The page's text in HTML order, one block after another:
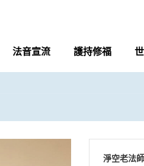
法音宣流 護持修福
淨空老法